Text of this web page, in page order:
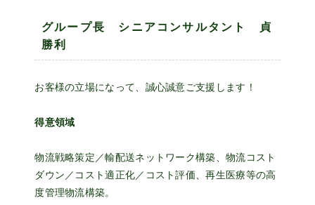
グループ長 シニアコンサルタント 貞
勝利
お客様の立場になって、誠心誠意ご支援します！
得意領域
物流戦略策定／輸配送ネットワーク構築、物流コスト
ダウン／コスト適正化／コスト評価、再生医療等の高
度管理物流構築。